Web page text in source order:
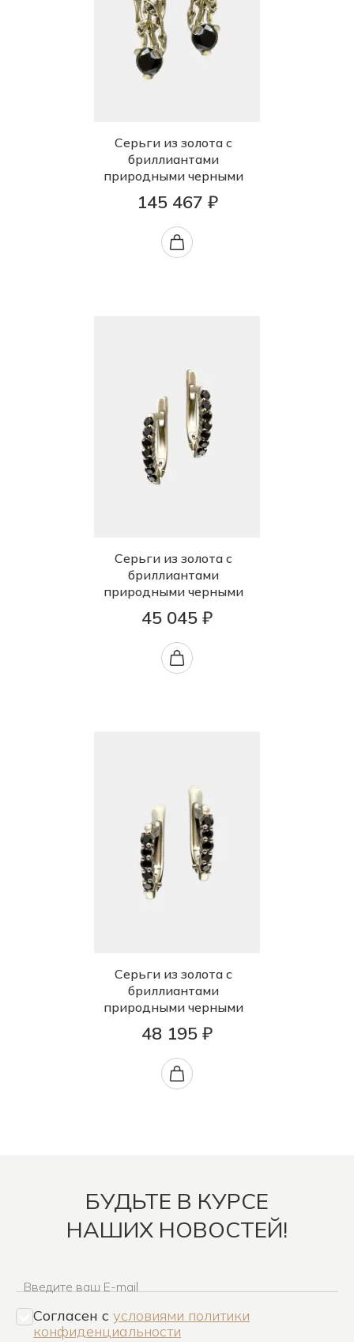
Серьги из золота с
бриллиантами
природными черными
145 467 ₽
Серьги из золота с
бриллиантами
природными черными
45 045 ₽
Серьги из золота с
бриллиантами
природными черными
48 195 ₽
БУДЬТЕ В КУРСЕ
НАШИХ НОВОСТЕЙ!
Введите ваш E-mail
Согласен c условиями политики
конфиденциальности